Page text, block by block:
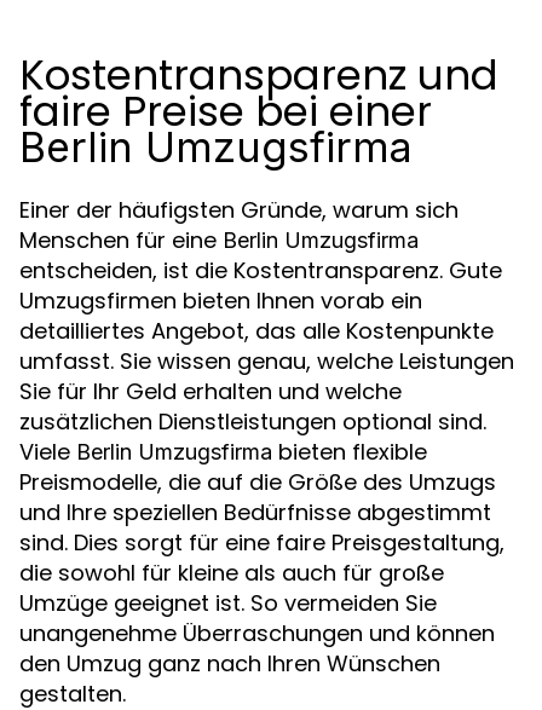
Kostentransparenz und
faire Preise bei einer
Berlin Umzugsfirma
Einer der häufigsten Gründe, warum sich
Menschen für eine Berlin Umzugsfirma
entscheiden, ist die Kostentransparenz. Gute
Umzugsfirmen bieten Ihnen vorab ein
detailliertes Angebot, das alle Kostenpunkte
umfasst. Sie wissen genau, welche Leistungen
Sie für Ihr Geld erhalten und welche
zusätzlichen Dienstleistungen optional sind.
Viele Berlin Umzugsfirma bieten flexible
Preismodelle, die auf die Größe des Umzugs
und Ihre speziellen Bedürfnisse abgestimmt
sind. Dies sorgt für eine faire Preisgestaltung,
die sowohl für kleine als auch für große
Umzüge geeignet ist. So vermeiden Sie
unangenehme Überraschungen und können
den Umzug ganz nach Ihren Wünschen
gestalten.